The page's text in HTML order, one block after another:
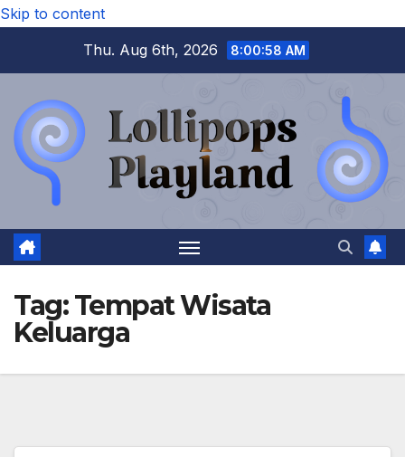
Skip to content
Thu. Aug 6th, 2026
8:00:59 AM
Tag:Tempat Wisata
Keluarga